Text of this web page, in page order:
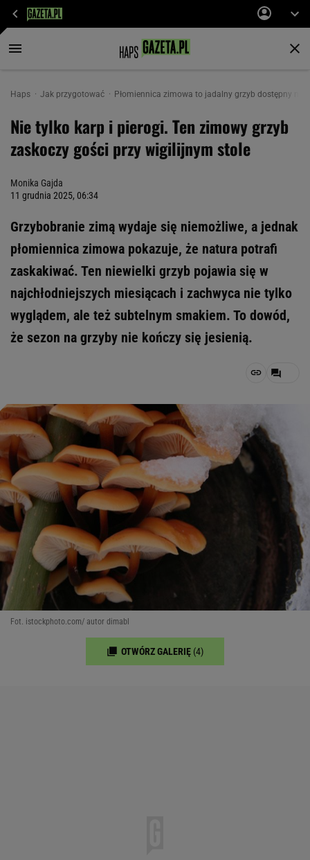
Haps Jak przygotować Płomiennica zimowa to jadalny grzyb dostępny
Nie tylko karp i pierogi. Ten zimowy grzyb
zaskoczy gości przy wigilijnym stole
Monika Gajda
11 grudnia 2025, 06:34
Grzybobranie zimą wydaje się niemożliwe, a jednak
płomiennica zimowa pokazuje, że natura potrafi
zaskakiwać. Ten niewielki grzyb pojawia się w
najchłodniejszych miesiącach i zachwyca nie tylko
wyglądem, ale też subtelnym smakiem. To dowód,
że sezon na grzyby nie kończy się jesienią.
Fot. istockphoto.com/ autor dimabl
OTWÓRZ GALERIĘ (4)